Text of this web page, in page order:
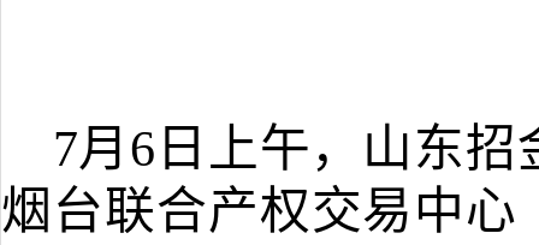
7月 6 日 上午，山东招
烟台联合产权交易中心